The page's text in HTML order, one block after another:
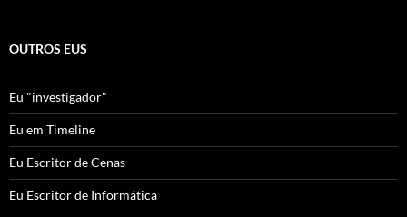
OUTROS EUS
Eu "investigador"
Eu em Timeline
Eu Escritor de Cenas
Eu Escritor de Informática